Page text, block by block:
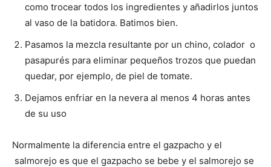
como trocear todos los ingredientes y añadirlos juntos
al vaso de la batidora. Batimos bien.
Pasamos la mezcla resultante por un chino, colador o
pasapurés para eliminar pequeños trozos que puedan
quedar, por ejemplo, de piel de tomate.
Dejamos enfriar en la nevera al menos 4 horas antes
de su uso
Normalmente la diferencia entre el gazpacho y el
salmorejo es que el gazpacho se bebe y el salmorejo se